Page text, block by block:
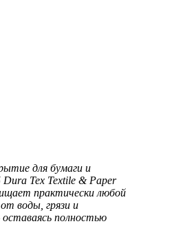
для бумаги и
Tex Textile & Paper
практически любой
воды, грязи и
полностью